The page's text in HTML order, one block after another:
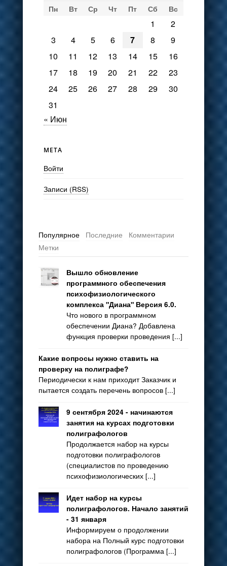
Пн
Вт Ср Чт Пт Сб Вс
1
2
3
4 5 6 7 8
9
10
11 12 13 14 15
16
17
18 19 20 21 22
23
24
25 26 27 28 29
30
31
« Июн
МЕТА
Войти
Записи (RSS)
Популярное Последние
Комментарии
Метки
Вышло обновление
программного обеспечения
психофизиологического
комплекса "Диана" Версия 6.0.
Что нового в программном
обеспечении Диана? Добавлена
функция проверки проведения [...]
Какие вопросы нужно ставить на
проверку на полиграфе?
Периодически к нам приходит Заказчик и
пытается создать перечень вопросов [...]
9 сентября 2024 - начинаются
занятия на курсах подготовки
полиграфологов
Продолжается набор на курсы
подготовки полиграфологов
(специалистов по проведению
психофизиологических [...]
Идет набор на курсы
полиграфологов. Начало занятий
- 31 января
Информируем о продолжении
набора на Полный курс подготовки
полиграфологов (Программа [...]